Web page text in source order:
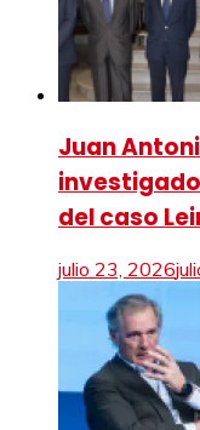
Juan
investigado
del caso
julio 23, 2026